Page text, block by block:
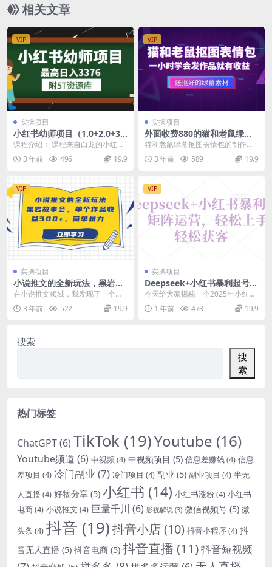
相关文章
VIP
实操项目
小红书幼师项目（1.0+2.0+3.
0）学员最高日入3376【更新2
3年6月】附5T资源库
课程介绍： 课程来自白龙的小红书
幼师项目（1.0+2.0+3.0），虽然不
算最简...
3 年前 496 19.9
VIP
实操项目
外面收费880的猫和老鼠绿幕
抠图表情包视频制作，一条视
频变现3w+教程+素材
猫和老鼠绿幕抠图表情包的制作特
别简单，5分钟就能做好，最核心的
东西是绿幕素材，得...
3 年前 589 19.9
VIP
实操项目
小说推文的全新玩法，黑岩故
事会，单个作品收益300+，简
单暴力
在小说推文领域，我发现了一个新
玩法，黑岩故事会，只需要一万的
播放收益就能达到30...
3 年前 522 19.9
VIP
实操项目
Deepseek+小红书暴利起号，
矩阵运营，轻松上手，轻松获
客
今天给大家揭秘一个2025年小红书
赛道最暴利的AI掘金项目：【Deep
Seek×...
1 年前 478 19.9
搜索
搜
索
热门标签
ChatGPT(6) TikTok (19)Youtube (16)
Youtube频道 (6) 中视频(4) 中视频项目 (5) 信息差赚钱(4) 信息
差项目 (4) 冷门副业 (7) 冷门项目 (4) 副业 (5) 副业项目 (4) 半无
人直播 (4) 好物分享 (5) 小红书 (14) 小红书涨粉(4) 小红书
电商(4) 小说推文 (4) 巨量千川 (6) 影视解说 (3) 微信视频号 (5) 微
头条 (4) 抖音 (19)抖音小店(10) 抖音小程序(4) 抖
音无人直播 (5) 抖音电商 (5) 抖音直播 (11)抖音短视频